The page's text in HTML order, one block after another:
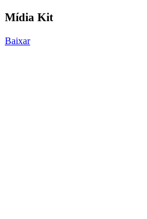
Mídia Kit
Baixar